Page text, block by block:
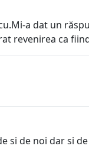
a dat un
revenirea ca
si de noi dar si